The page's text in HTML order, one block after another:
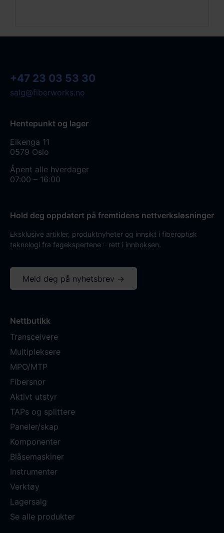
+47 23 03 53 30
salg@fiberworks.no
Hentepunkt og lager
Eikenga 11
0579 Oslo
Åpent alle hverdager
07:00 – 16:00
Hold deg oppdatert på fremtidens nettverksløsninger
Eksklusive artikler, produktnyheter og innsikt i fiberoptisk
teknologi fra fagekspertene – rett i innboksen.
Meld deg på nyhetsbrev →
Nettbutikk
Transceivere
Multipleksere
MPO/MTP
Fibersnor
Aktivt utstyr
TAPs og splittere
Paneler/skap
Komponenter
Blåsemaskiner
Instrumenter
Verktøy
Lagersalg
Se alle produkter